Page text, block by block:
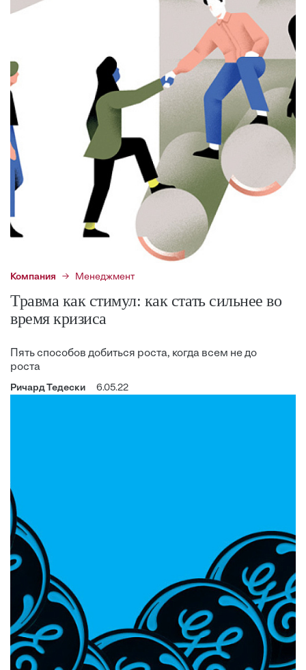
Компания Менеджмент
Травма как стимул: как стать сильнее во
время кризиса
Пять способов добиться роста, когда всем не до
роста
Ричард Тедески 6.05.22